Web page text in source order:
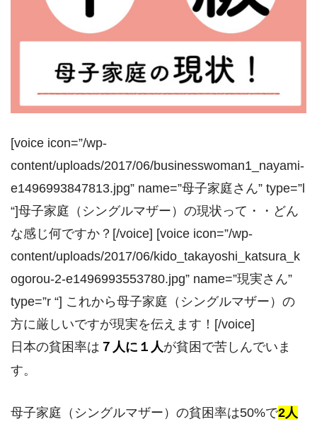
[voice icon=”/wp-
content/uploads/2017/06/businesswoman1_nayami-
e1496993847813.jpg” name=”母子家庭さん” type=”l
“]母子家庭（シングルマザー）の現状って・・どん
な感じ何ですか？[/voice] [voice icon=”/wp-
content/uploads/2017/06/kido_takayoshi_katsura_k
ogorou-2-e1496993553780.jpg” name=”現実さん”
type=”r “] これから母子家庭（シングルマザー）の
方に厳しいですが現実を伝えます！[/voice]
日本の貧困率は ７人に１人が貧困で苦しんでいま
す。
母子家庭（シングルマザー）の貧困率は50%で2人